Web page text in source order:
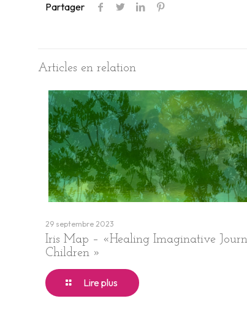
Partager
Articles en relation
29 septembre 2023
Iris Map – «Healing Imaginative
Children »
Lire plus